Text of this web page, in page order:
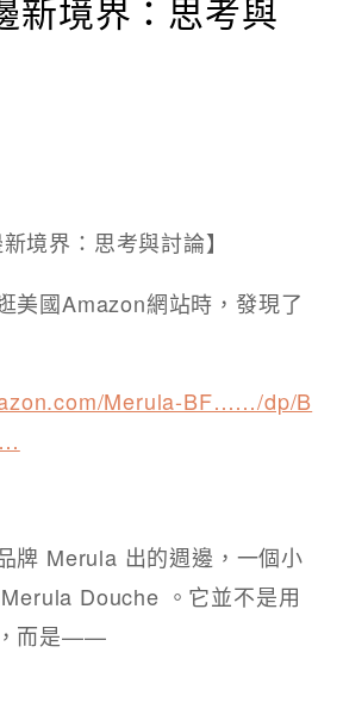
新境界：思考與
境界：思考與討論】
美國Amazon網站時，發現了
Merula-BF……/dp/B
牌 Merula 出的週邊，一個小
Douche 。它並不是用
而是——